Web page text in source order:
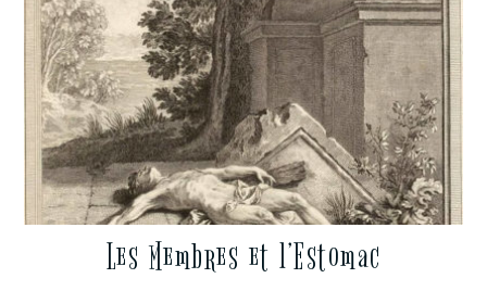
Les Membres et l’Estomac